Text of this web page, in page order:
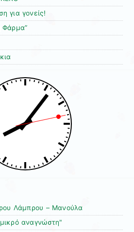
για γονείς!
Φάρμα”
Λάμπρου – Μανούλα
αναγνώστη"